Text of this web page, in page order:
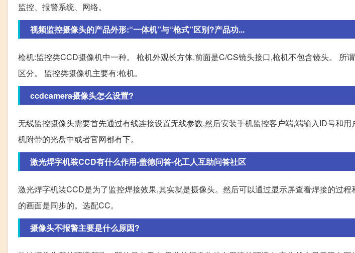
监控、报警系统、网络。
视频监控摄像头的产品外形:“一体机”与“枪式”区别?产品功...
枪机:监控类CCD摄像机中一种。 枪机外观长方体,前面是C/CS镜头接口,枪机不包含镜头。 所
区分。 监控类摄像机主要有:枪机。
ccdcamera摄像头怎么设置?
无线监控摄像头需要首先通过有线连接设置无线参数,然后安装手机监控客户端,端输入ID号和
机附带的光盘中或者官网都有下。
激光焊字机装CCD有什么作用-盖德问答-化工人互助问答社区
激光焊字机装CCD是为了监控焊接效果,其实就是摄像头。然后可以通过显示屏查看焊接的过
的画面是同步的。选配CC。
摄像头不报警主要是什么原因?